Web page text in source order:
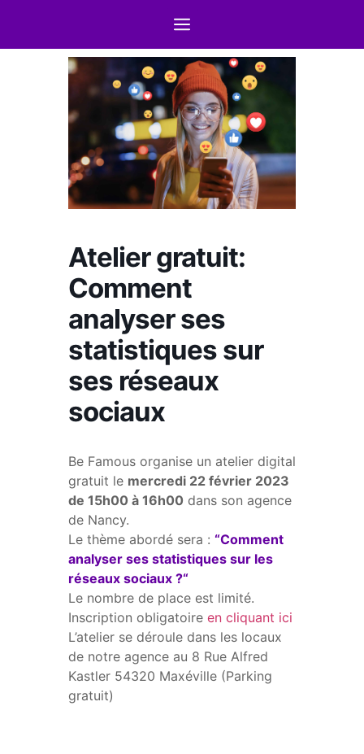
Atelier gratuit:
Comment
analyser ses
statistiques sur
ses réseaux
sociaux
Be Famous organise un atelier digital
gratuit le mercredi 22 février 2023
de 15h00 à 16h00 dans son agence
de Nancy.
Le thème abordé sera : “Comment
analyser ses statistiques sur les
réseaux sociaux ?“
Le nombre de place est limité.
Inscription obligatoire en cliquant ici
L’atelier se déroule dans les locaux
de notre agence au 8 Rue Alfred
Kastler 54320 Maxéville (Parking
gratuit)